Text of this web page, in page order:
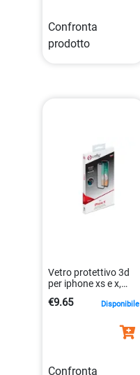
Confronta
prodotto
Vetro protettivo 3d
per iphone xs e x,
nero
8021735730750
€9.65 Disponibile
Confronta